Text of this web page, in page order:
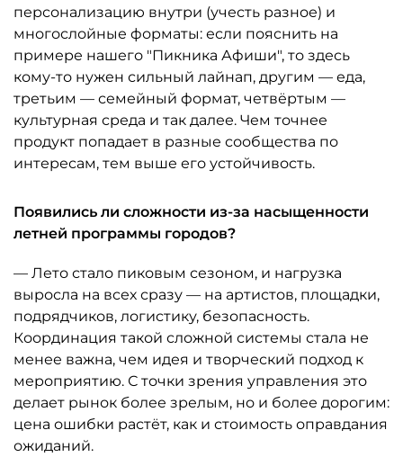
персонализацию внутри (учесть разное) и
многослойные форматы: если пояснить на
примере нашего "Пикника Афиши", то здесь
кому-то нужен сильный лайнап, другим — еда,
третьим — семейный формат, четвёртым —
культурная среда и так далее. Чем точнее
продукт попадает в разные сообщества по
интересам, тем выше его устойчивость.
Появились ли сложности из-за насыщенности
летней программы городов?
— Лето стало пиковым сезоном, и нагрузка
выросла на всех сразу — на артистов, площадки,
подрядчиков, логистику, безопасность.
Координация такой сложной системы стала не
менее важна, чем идея и творческий подход к
мероприятию. С точки зрения управления это
делает рынок более зрелым, но и более дорогим:
цена ошибки растёт, как и стоимость оправдания
ожиданий.